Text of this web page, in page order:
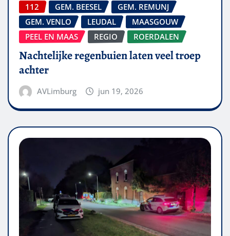
112 GEM. BEESEL
GEM. REMUNJ
GEM. VENLO
LEUDAL
MAASGOUW
PEEL EN MAAS
REGIO ROERDALEN
Nachtelijke regenbuien laten veel troep
achter
AVLimburg jun 19, 2026